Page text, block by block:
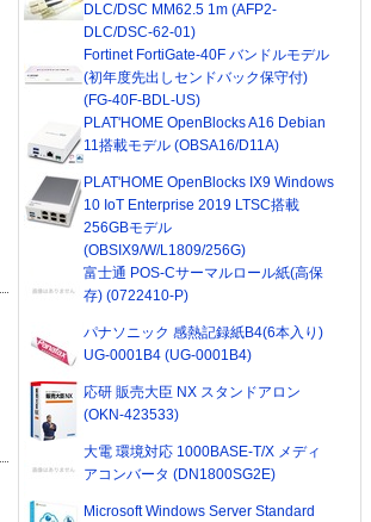
DLC/DSC MM62.5 1m (AFP2-
DLC/DSC-62-01)
Fortinet FortiGate-40F バンドルモデル
(初年度先出しセンドバック保守付)
(FG-40F-BDL-US)
PLAT'HOME OpenBlocks A16 Debian
11搭載モデル (OBSA16/D11A)
PLAT'HOME OpenBlocks IX9 Windows
10 IoT Enterprise 2019 LTSC搭載
256GBモデル
(OBSIX9/W/L1809/256G)
富士通 POS-Cサーマルロール紙(高保
存) (0722410-P)
パナソニック 感熱記録紙B4(6本入り)
UG-0001B4 (UG-0001B4)
応研 販売大臣 NX スタンドアロン
(OKN-423533)
大電 環境対応 1000BASE-T/X メディ
アコンバータ (DN1800SG2E)
Microsoft Windows Server Standard